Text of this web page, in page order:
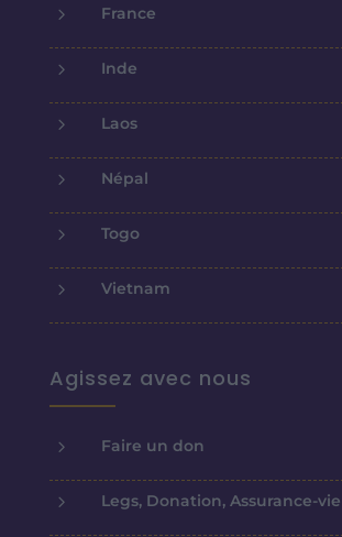
5 France
5 Inde
5 Laos
5 Népal
5 Togo
5 Vietnam
Agissez avec nous
5 Faire un don
5 Legs, Donation, Assurance-vie